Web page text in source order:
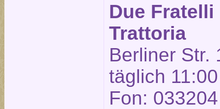
Due
Trattoria
Berliner Str.
täglich
Fon: